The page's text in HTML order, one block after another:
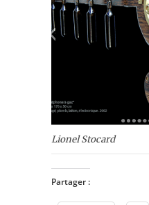
Lionel Stocard
Partager :